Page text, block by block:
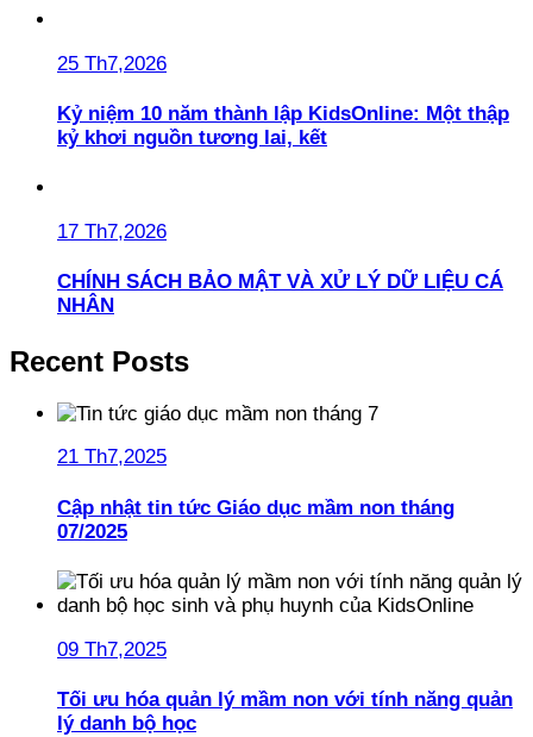
25 Th7,2026
Kỷ niệm 10 năm thành lập KidsOnline: Một thập
kỷ khơi nguồn tương lai, kết
17 Th7,2026
CHÍNH SÁCH BẢO MẬT VÀ XỬ LÝ DỮ LIỆU CÁ
NHÂN
Recent Posts
21 Th7,2025
Cập nhật tin tức Giáo dục mầm non tháng
07/2025
09 Th7,2025
Tối ưu hóa quản lý mầm non với tính năng quản
lý danh bộ học